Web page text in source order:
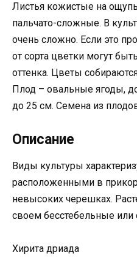
Листья кожистые на
пальчато-сложные. В
очень сложно. Если это
от сорта цветки могут
оттенка. Цветы
Плод – овальные ягоды,
до 25 см. Семена из
Описание
Виды культуры
расположенными в
невысоких черешках.
своем бесстебельные
Хирита дриада